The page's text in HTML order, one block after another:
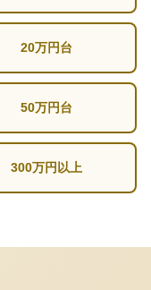
20万円台
50万円台
300万円以上